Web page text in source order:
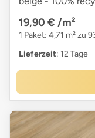
19,90 € /m²
1 Paket: 4,71 m² zu
Lieferzeit: 12 Tage